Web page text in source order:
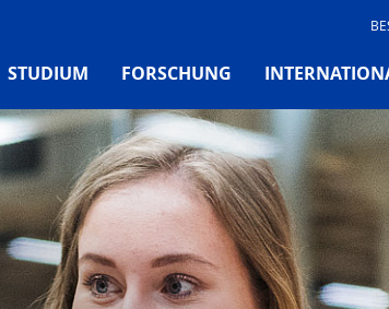
STUDIUM FORSCHUNG